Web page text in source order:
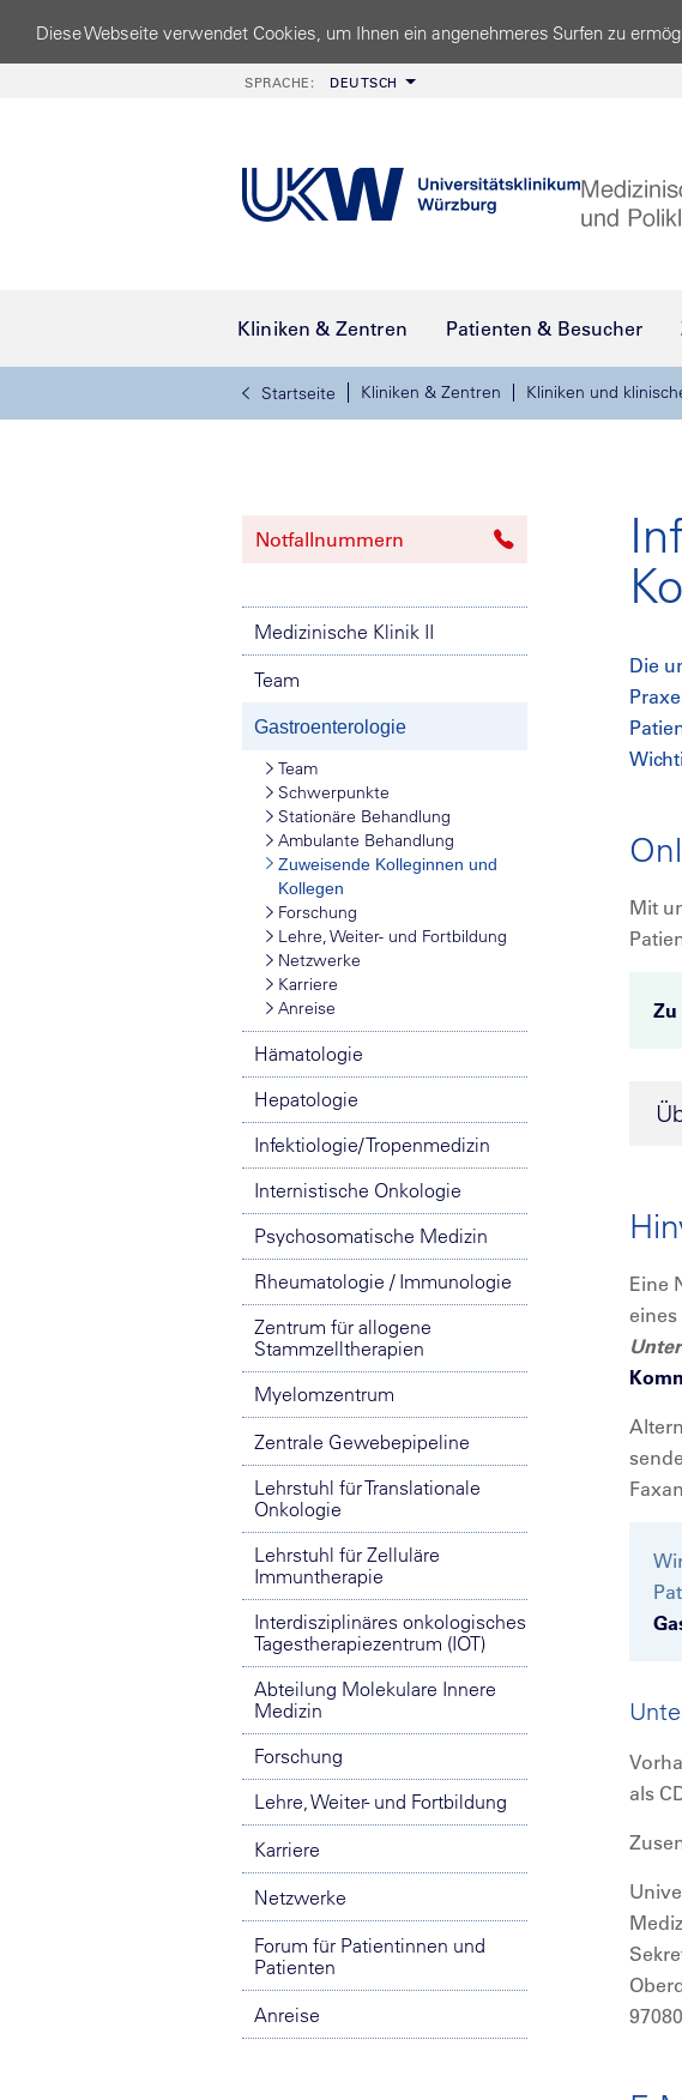
Diese Webseite verwendet Cookies, um Ihnen ein angenehmeres Surfen zu
SPRACHE: DEUTSCH
Kliniken & Zentren Patienten & Besucher
Startseite Kliniken & Zentren Kliniken und
Notfallnummern
Medizinische Klinik II
Team
Gastroenterologie
Team
Schwerpunkte
Stationäre Behandlung
Ambulante Behandlung
Zuweisende Kolleginnen und
Kollegen
Forschung
Lehre, Weiter- und Fortbildung
Netzwerke
Karriere
Anreise
Hämatologie
Hepatologie
Infektiologie/ Tropenmedizin
Internistische Onkologie
Psychosomatische Medizin
Rheumatologie / Immunologie
Zentrum für allogene
Stammzelltherapien
Myelomzentrum
Zentrale Gewebepipeline
Lehrstuhl für Translationale
Onkologie
Lehrstuhl für Zelluläre
Immuntherapie
Interdisziplinäres onkologisches
Tagestherapiezentrum (IOT)
Abteilung Molekulare Innere
Medizin
Forschung
Lehre, Weiter- und Fortbildung
Karriere
Netzwerke
Forum für Patientinnen und
Patienten
Anreise
Die
Mit
Eine
als